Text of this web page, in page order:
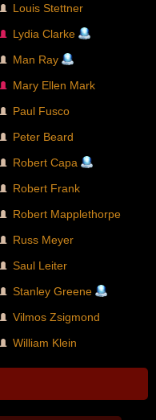
Louis Stettner
Lydia Clarke
Man Ray
Mary Ellen Mark
Paul Fusco
Peter Beard
Robert Capa
Robert Frank
Robert Mapplethorpe
Russ Meyer
Saul Leiter
Stanley Greene
Vilmos Zsigmond
William Klein